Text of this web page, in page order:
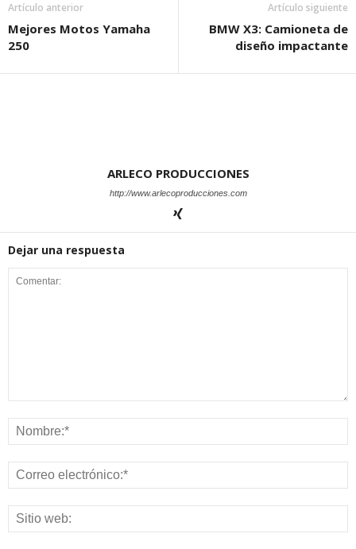
Artículo anterior
Mejores Motos Yamaha
250
Artículo siguiente
BMW X3: Camioneta de
diseño impactante
ARLECO PRODUCCIONES
http://www.arlecoproducciones.com
Dejar una respuesta